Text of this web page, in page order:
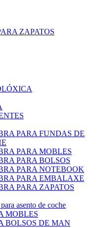
ZAPATOS
PARA FUNDAS DE
PARA MOBLES
PARA BOLSOS
PARA NOTEBOOK
PARA EMBALAXE
PARA ZAPATOS
asento de coche
MOBLES
BOLSOS DE MAN